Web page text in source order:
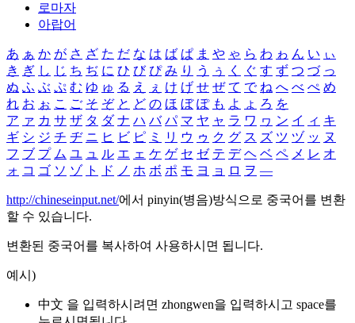
로마자
아랍어
あ ぁ か が さ ざ た だ な は ば ぱ ま や ゃ ら わ ゎ ん い ぃ
き ぎ し じ ち ぢ に ひ び ぴ み り う ぅ く ぐ す ず つ づ っ
ぬ ふ ぶ ぷ む ゆ ゅ る え ぇ け げ せ ぜ て で ね へ べ ぺ め
れ お ぉ こ ご そ ぞ と ど の ほ ぼ ぽ も よ ょ ろ を
ア ァ カ サ ザ タ ダ ナ ハ バ パ マ ヤ ャ ラ ワ ヮ ン イ ィ キ
ギ シ ジ チ ヂ ニ ヒ ビ ピ ミ リ ウ ゥ ク グ ス ズ ツ ヅ ッ ヌ
フ ブ プ ム ユ ュ ル エ ェ ケ ゲ セ ゼ テ デ ヘ ベ ペ メ レ オ
ォ コ ゴ ソ ゾ ト ド ノ ホ ボ ポ モ ヨ ョ ロ ヲ ―
http://chineseinput.net/에서 pinyin(병음)방식으로 중국어를 변환
할 수 있습니다.
변환된 중국어를 복사하여 사용하시면 됩니다.
예시)
中文 을 입력하시려면 zhongwen을 입력하시고 space를